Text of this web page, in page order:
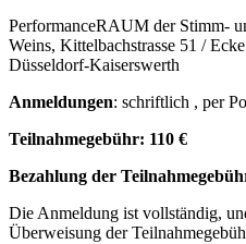
PerformanceRAUM der Stimm-
Weins, Kittelbachstrasse 51 /
Düsseldorf-Kaiserswerth
Anmeldungen: schriftlich , per
Teilnahmegebühr: 110 €
Bezahlung der
Die Anmeldung ist vollständig,
Überweisung der